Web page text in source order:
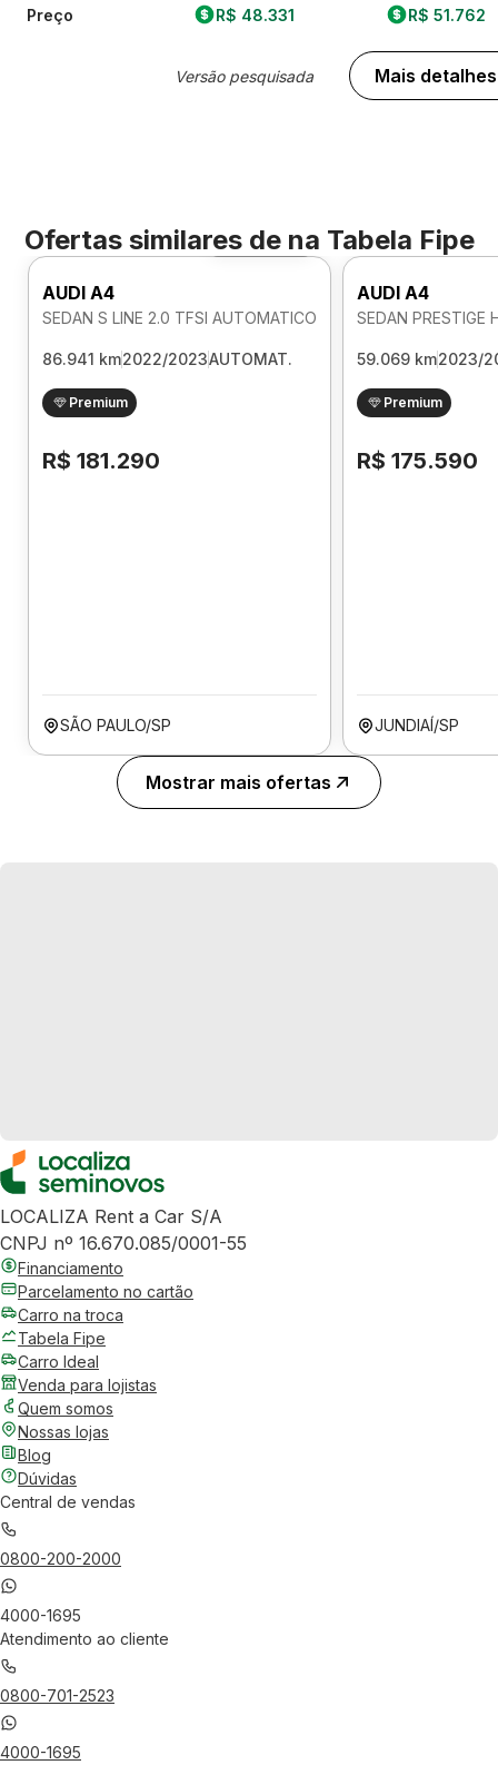
Preço R$ 48.331
Versão pesquisada
R$ 51.762
Mais detalhes
Ofertas similares de na Tabela Fipe
Foto 360º
AUDI A4
SEDAN S LINE 2.0 TFSI AUTOMATICO
86.941 km2022/2023AUTOMAT.
Premium
R$ 181.290
SÃO PAULO/SP
AUDI A4
59.069 km2023/
Premium
R$ 175.590
JUNDIAÍ/SP
Mostrar mais ofertas
LOCALIZA Rent a Car S/A
CNPJ nº 16.670.085/0001-55
Financiamento
Parcelamento no cartão
Carro na troca
Tabela Fipe
Carro Ideal
Venda para lojistas
Quem somos
Nossas lojas
Blog
Dúvidas
Central de vendas
0800-200-2000
4000-1695
Atendimento ao cliente
0800-701-2523
4000-1695